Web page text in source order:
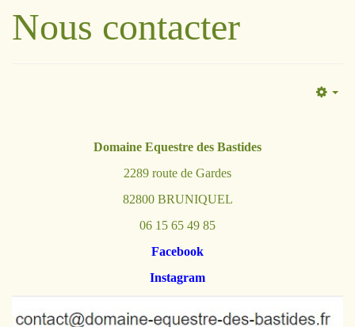
Nous contacter
Domaine Equestre des Bastides
2289 route de Gardes
82800 BRUNIQUEL
06 15 65 49 85
Facebook
Instagram